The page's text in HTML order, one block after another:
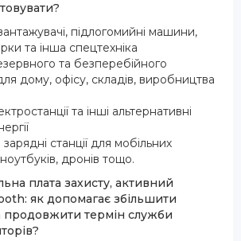
підлогомийні машини,
та інша спецтехніка
та безперебійного
дому, офісу, складів, виробництва
та інші альтернативні
станції для мобільних
дронів тощо.
плата захисту, активний
як допомагає збільшити
продовжити термін служби